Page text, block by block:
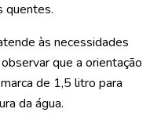
quentes.
às necessidades
que a orientação
de 1,5 litro para
da água.